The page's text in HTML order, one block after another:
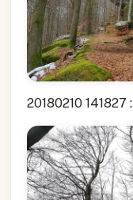
20180210 141827 :